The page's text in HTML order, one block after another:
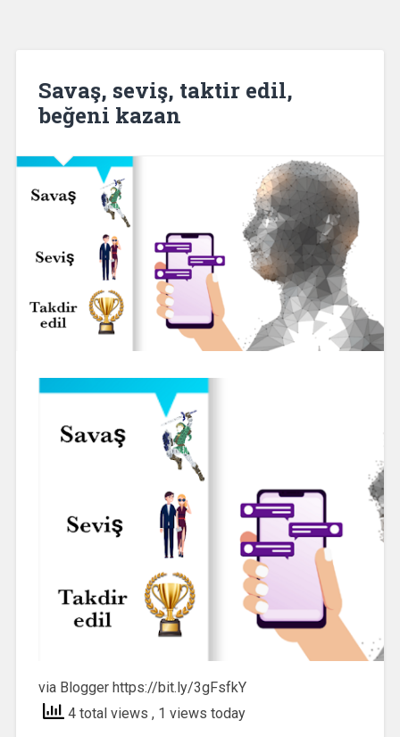
Savaş, seviş, taktir edil,
beğeni kazan
via Blogger https://bit.ly/3gFsfkY
4 total views , 1 views today